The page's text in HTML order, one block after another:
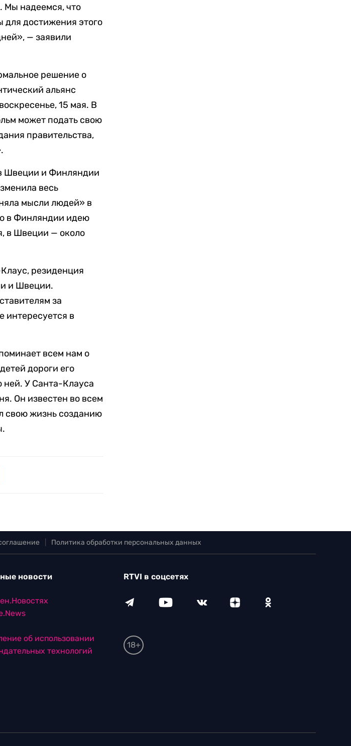
Мы надеемся, что
достижения этого
— заявили
решение о
альянс
15 мая. В
может подать свою
правительства,
Швеции и Финляндии
весь
мысли людей» в
в Финляндии идею
в Швеции — около
резиденция
и Швеции.
за
интересуется в
всем нам о
дороги его
ней. У Санта-Клауса
Он известен во всем
свою жизнь созданию
Политика обработки персональных данных
новости
об использовании
технологий
RTVI в соцсетях
18+